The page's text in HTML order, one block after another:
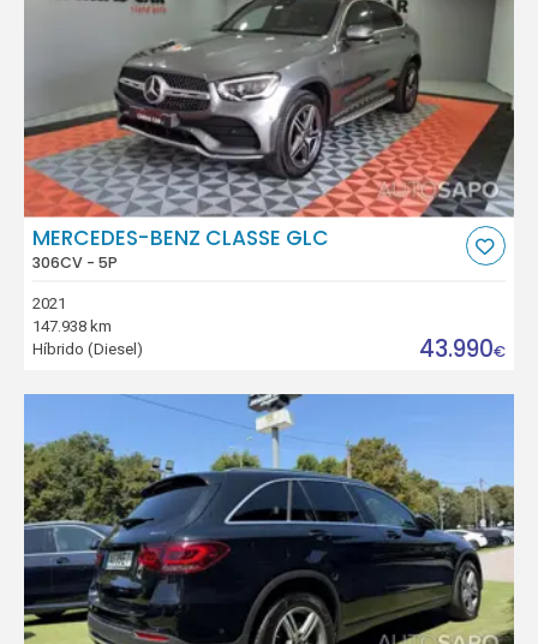
MERCEDES-BENZ CLASSE GLC
306CV - 5P
2021
147.938 km
Híbrido (Diesel)
43.990€